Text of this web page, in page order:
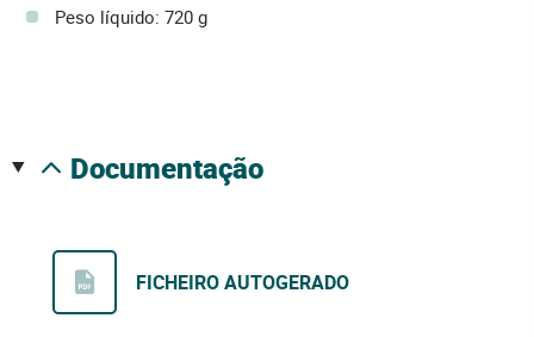
Peso líquido: 720 g
documentação
FICHEIRO AUTOGERADO